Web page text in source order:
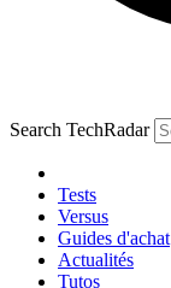
Search TechRadar
Tests
Versus
Guides d'achat
Actualités
Tutos